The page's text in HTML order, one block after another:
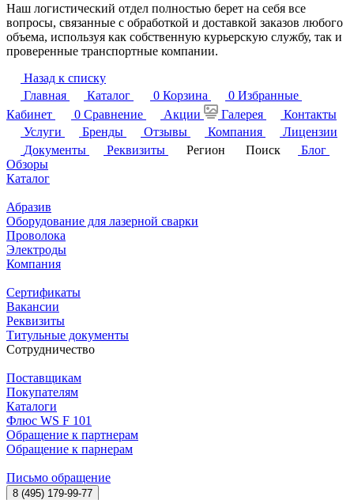
Наш логистический отдел полностью берет на себя все
вопросы, связанные с обработкой и доставкой заказов любого
объема, используя как собственную курьерскую службу, так и
проверенные транспортные компании.
Назад к списку
Главная
Каталог 0 Корзина 0 Избранные
Кабинет
0 Сравнение Акции Галерея
Контакты
Услуги
Бренды Отзывы Компания
Лицензии
Документы
Реквизиты Регион Поиск
Блог
Обзоры
Каталог
Абразив
Оборудование для лазерной сварки
Проволока
Электроды
Компания
Сертификаты
Вакансии
Реквизиты
Титульные документы
Сотрудничество
Поставщикам
Покупателям
Каталоги
Флюс WS F 101
Обращение к партнерам
Обращение к парнерам
Письмо обращение
8 (495) 179-99-77